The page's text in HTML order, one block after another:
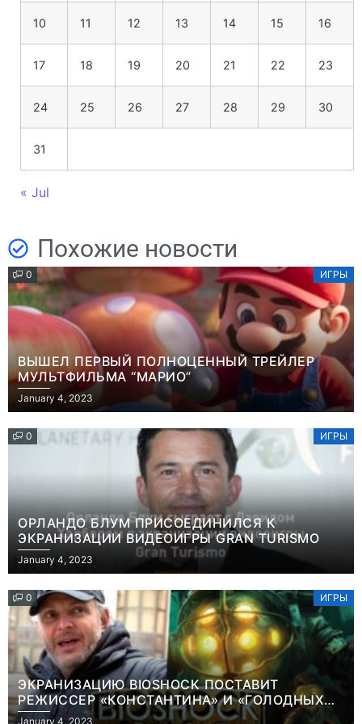
10 11 12 13 14 15 16
17 18 19 20 21 22 23
24 25 26 27 28 29 30
31
« Jul
Похожие новости
0 ИГРЫ
ВЫШЕЛ ПЕРВЫЙ ПОЛНОЦЕННЫЙ ТРЕЙЛЕР
МУЛЬТФИЛЬМА “МАРИО”
January 4, 2023
0 ИГРЫ
ОРЛАНДО БЛУМ ПРИСОЕДИНИЛСЯ К
ЭКРАНИЗАЦИИ ВИДЕОИГРЫ GRAN TURISMO
January 4, 2023
0 ИГРЫ
ЭКРАНИЗАЦИЮ BIOSHOCK ПОСТАВИТ
РЕЖИССЕР «КОНСТАНТИНА» И «ГОЛОДНЫХ
ИГР»
January 4, 2023